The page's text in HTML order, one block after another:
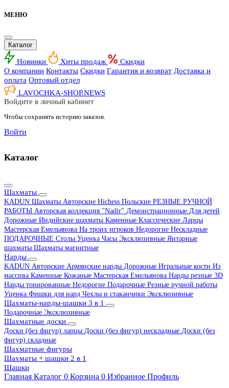
МЕНЮ
Каталог
Новинки Хиты продаж
Скидки
О компании Контакты Скидки Гарантия и возврат Доставка и
оплата Оптовый отдел
LAVOCHKA-SHOP.NEWS
Войдите в личный кабинет
Чтобы сохранять историю заказов.
Войти
Каталог
Шахматы
KADUN Шахматы Авторские Hichess Польские РЕЗНЫЕ РУЧНОЙ
РАБОТЫ Авторская коллекция "Nadir" Демонстрационные Для детей
Дорожные Индийские шахматы Каменные Классические Ларцы
Мастерская Емельянова На троих игроков Недорогие Нескладные
ПОДАРОЧНЫЕ Столы Уценка Часы Эксклюзивные Янтарные
шахматы Шахматы магнитные
Нарды
KADUN Авторские Армянские нарды Дорожные Игральные кости Из
массива Каменные Кожаные Мастерская Емельянова Нарды резные 3D
Нарды тонированные Недорогие Подарочные Резные ручной работы
Уценка Фишки для нард Чехлы и стаканчики Эксклюзивные
Шахматы-нарды-шашки 3 в 1
Подарочные Эксклюзивные
Шахматные доски
Доски (без фигур) ларцы Доски (без фигур) нескладные Доски (без
фигур) складные
Шахматные фигуры
Шахматы + шашки 2 в 1
Шашки
Главная Каталог 0 Корзина 0 Избранное Профиль